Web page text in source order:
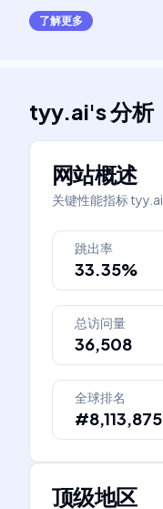
了解更多
tyy.ai's分析
网站概述
关键性能指标tyy.ai
跳出率
33.35%
总访问量
36,508
全球排名
#8,113,875
顶级地区